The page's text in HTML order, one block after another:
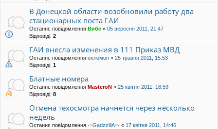
В Донецкой области возобновили работу два
стационарных поста ГАИ
Останнє повідомлення Вибе « 05 вересня 2011, 21:47
Відповіді: 2
ГАИ внесла изменения в 111 Приказ МВД
Останнє повідомлення охломон « 25 травня 2011, 15:53
Відповіді: 1
Блатные номера
Останнє повідомлення MasteroN « 25 квітня 2011, 18:59
Відповіді: 8
Отмена техосмотра начнется через несколько
недель
Останнє повідомлення -=GadzzillA=- « 17 квітня 2011, 14:46